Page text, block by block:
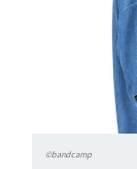
©bandcamp